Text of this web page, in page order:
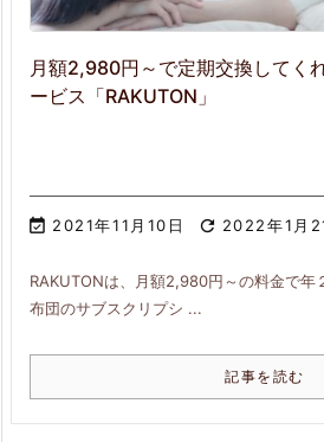
月額2,980円～で定期交換してく
ービス「RAKUTON」
 2021年11月10日  2022年1月
RAKUTONは、月額2,980円～の料金で年
布団のサブスクリプシ ...
記事を読む